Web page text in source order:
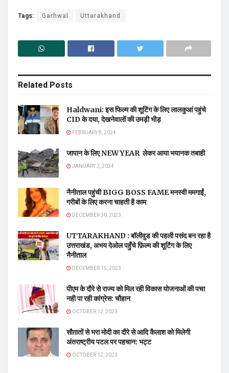
Tags: Garhwal Uttarakhand
Related Posts
Haldwani: इस फिल्म की शूटिंग के लिए लालकुआं पहुंचे
CID के दया, देखनेवालों की उमड़ी भीड़
FEBRUARY 8, 2024
जापान के लिए NEW YEAR लेकर आया भयानक तबाही
JANUARY 2, 2024
नैनीताल पहुंची BIGG BOSS FAME मनस्वी ममगाईं,
गरीबों के लिए करना चाहती है काम
DECEMBER 30, 2023
UTTARAKHAND : बॉलीवुड की पहली पसंद बन रहा है
उत्तराखंड, अभय देओल पहुँचे फ़िल्म की शूटिंग के लिए
नैनीताल
DECEMBER 15, 2023
पीएम के दौरे से राज्य को मिल रही विकास योजनाओं की पचा
नही पा रही कांग्रेस: चौहान
OCTOBER 12, 2023
सौग़ातों से भरा मोदी का दौरे से आदि कैलाश को मिलेगी
अंतराष्ट्रीय पटल पर पहचान: भट्ट
OCTOBER 12, 2023